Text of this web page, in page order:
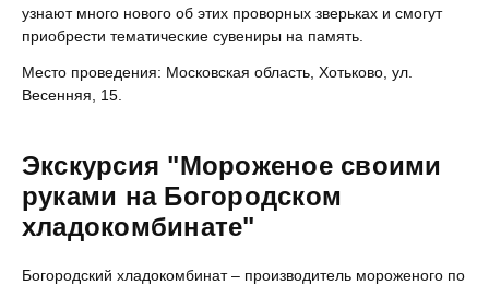
узнают много нового об этих проворных зверьках и смогут
приобрести тематические сувениры на память.
Место проведения: Московская область, Хотьково, ул.
Весенняя, 15.
Экскурсия "Мороженое своими
руками на Богородском
хладокомбинате"
Богородский хладокомбинат – производитель мороженого по